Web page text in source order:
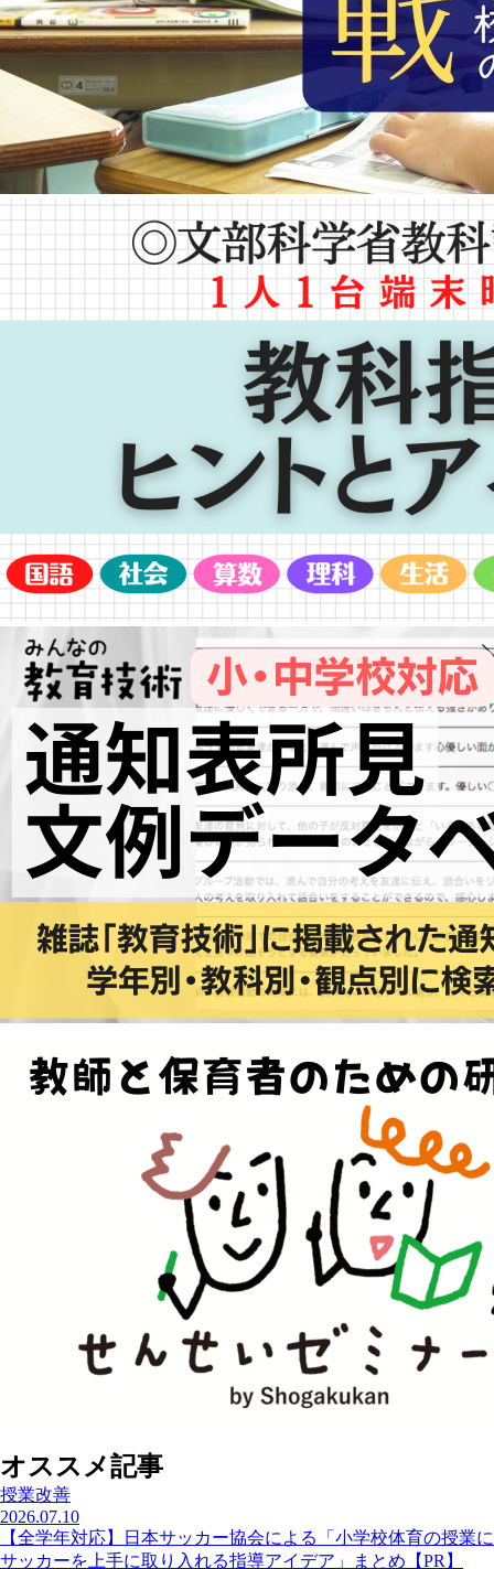
オススメ記事
授業改善
2026.07.10
【全学年対応】日本サッカー協会による「小学校体育の授業に
サッカーを上手に取り入れる指導アイデア」まとめ【PR】